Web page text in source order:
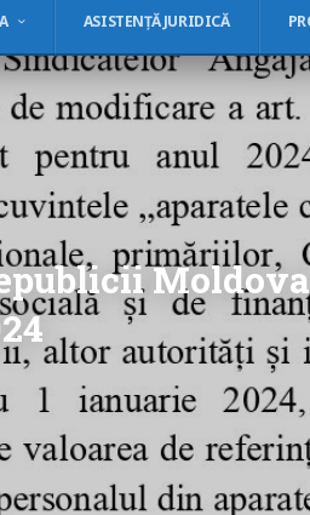
ASISTENȚĂ JURIDICĂ